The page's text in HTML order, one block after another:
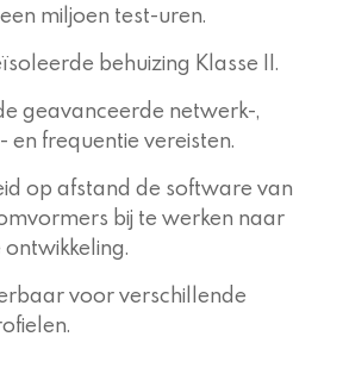
miljoen test-uren.
behuizing Klasse II.
geavanceerde netwerk-,
en frequentie vereisten.
op afstand de software van
bij te werken naar
voor verschillende